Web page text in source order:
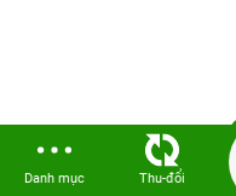
Danh mục Thu-đổi